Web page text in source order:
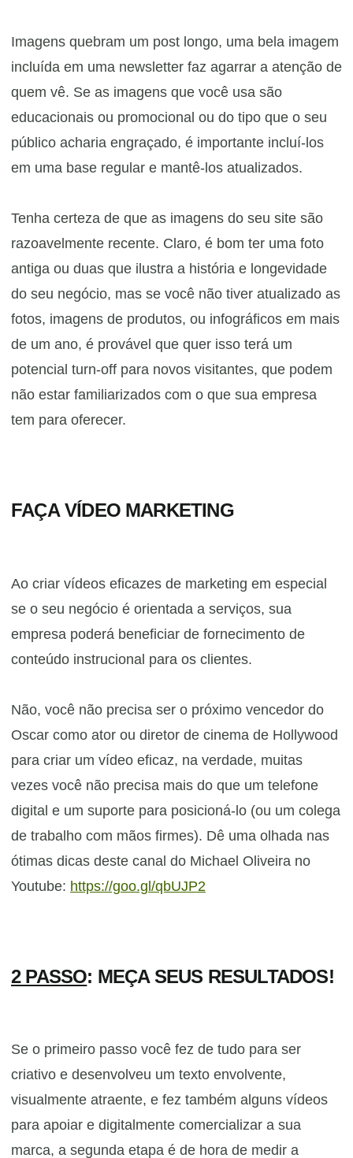
Imagens quebram um post longo, uma bela imagem
incluída em uma newsletter faz agarrar a atenção de
quem vê. Se as imagens que você usa são
educacionais ou promocional ou do tipo que o seu
público acharia engraçado, é importante incluí-los
em uma base regular e mantê-los atualizados.
Tenha certeza de que as imagens do seu site são
razoavelmente recente. Claro, é bom ter uma foto
antiga ou duas que ilustra a história e longevidade
do seu negócio, mas se você não tiver atualizado as
fotos, imagens de produtos, ou infográficos em mais
de um ano, é provável que quer isso terá um
potencial turn-off para novos visitantes, que podem
não estar familiarizados com o que sua empresa
tem para oferecer.
FAÇA VÍDEO MARKETING
Ao criar vídeos eficazes de marketing em especial
se o seu negócio é orientada a serviços, sua
empresa poderá beneficiar de fornecimento de
conteúdo instrucional para os clientes.
Não, você não precisa ser o próximo vencedor do
Oscar como ator ou diretor de cinema de Hollywood
para criar um vídeo eficaz, na verdade, muitas
vezes você não precisa mais do que um telefone
digital e um suporte para posicioná-lo (ou um colega
de trabalho com mãos firmes). Dê uma olhada nas
ótimas dicas deste canal do Michael Oliveira no
Youtube: https://goo.gl/qbUJP2
2 PASSO: MEÇA SEUS RESULTADOS!
Se o primeiro passo você fez de tudo para ser
criativo e desenvolveu um texto envolvente,
visualmente atraente, e fez também alguns vídeos
para apoiar e digitalmente comercializar a sua
marca, a segunda etapa é de hora de medir a